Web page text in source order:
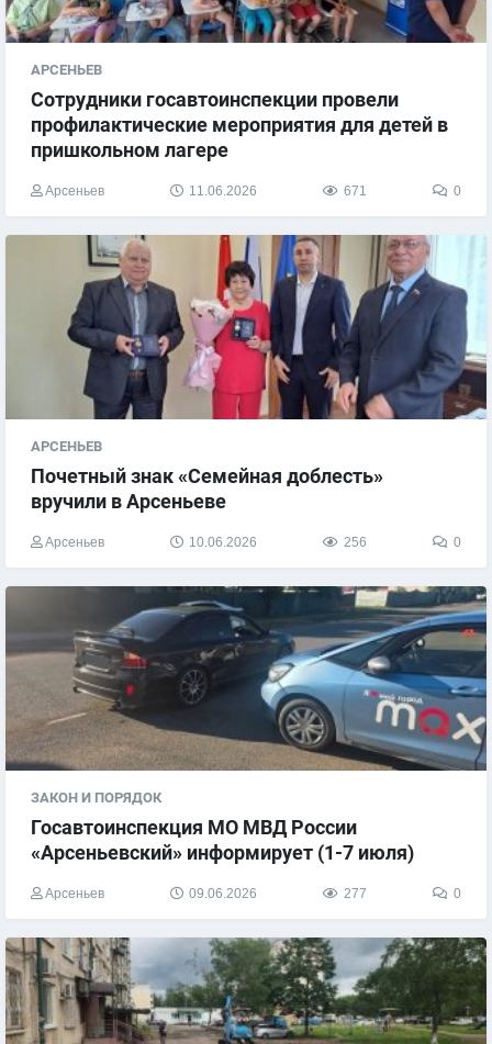
АРСЕНЬЕВ
Сотрудники госавтоинспекции провели
профилактические мероприятия для детей в
пришкольном лагере
Арсеньев 11.06.2026 671 0
АРСЕНЬЕВ
Почетный знак «Семейная доблесть»
вручили в Арсеньеве
Арсеньев 10.06.2026 256 0
ЗАКОН И ПОРЯДОК
​Госавтоинспекция МО МВД России
«Арсеньевский» информирует (1-7 июля)
Арсеньев 09.06.2026 277 0